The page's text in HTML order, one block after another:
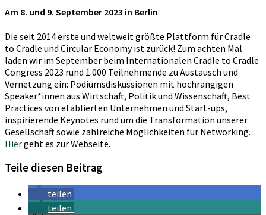
Am 8. und 9. September 2023 in Berlin
Die seit 2014 erste und weltweit größte Plattform für Cradle
to Cradle und Circular Economy ist zurück! Zum achten Mal
laden wir im September beim Internationalen Cradle to Cradle
Congress 2023 rund 1.000 Teilnehmende zu Austausch und
Vernetzung ein: Podiumsdiskussionen mit hochrangigen
Speaker*innen aus Wirtschaft, Politik und Wissenschaft, Best
Practices von etablierten Unternehmen und Start-ups,
inspirierende Keynotes rund um die Transformation unserer
Gesellschaft sowie zahlreiche Möglichkeiten für Networking.
Hiergeht es zur Webseite.
Teile diesen Beitrag
teilen
teilen